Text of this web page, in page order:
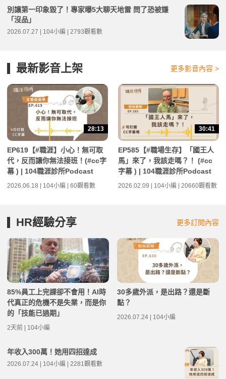
別讓第一印象毀了！專家曝5大聊天地雷 問了恐被嫌
「沒品」
2026.07.27 | 104小編 | 2793觀看數
最新影音上架 更多影音內容 >
28:13
EP619【#職涯】小心！無可取
代，反而讓你無法接班！(#cc字
幕 ) | 104職涯診所Podcast
2026.06.18 | 104小編 | 60觀看數
30:41
EP585【#職場生存】「國王人
馬」來了，我該走嗎？！ (#cc
字幕 ) | 104職涯診所Podcast
2026.02.09 | 104小編 | 20660觀看數
HR經驗分享 更多訂閱內容
85%員工上完課卻不會用！AI時
代真正的危機不是失業，而是你
的「技能已過期」
2天前 | 104小編
30多歲外派，是出路？還是斷
點？
2026.07.24 | 104小編
年收入300萬！她用四招達成
2026.07.24 | 104小編 | 2281觀看數